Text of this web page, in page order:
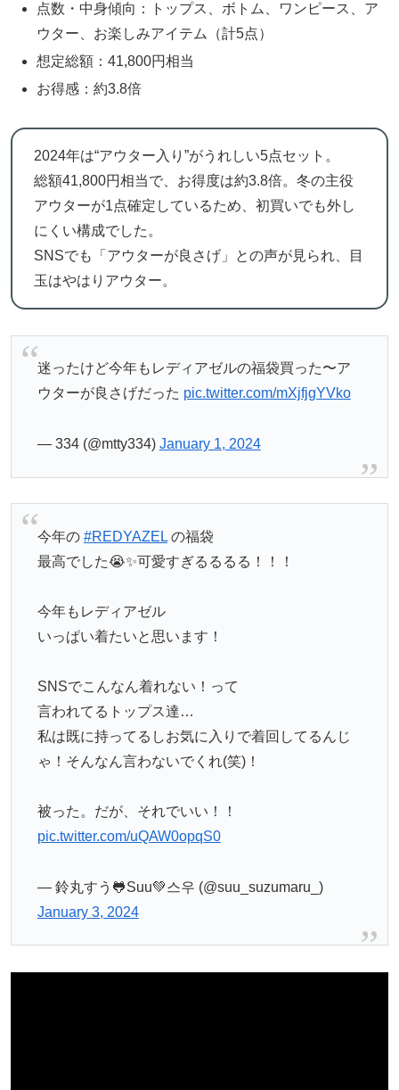
点数・中身傾向：トップス、ボトム、ワンピース、ア
ウター、お楽しみアイテム（計5点）
想定総額：41,800円相当
お得感：約3.8倍
2024年は“アウター入り”がうれしい5点セット。
総額41,800円相当で、お得度は約3.8倍。冬の主役
アウターが1点確定しているため、初買いでも外し
にくい構成でした。
SNSでも「アウターが良さげ」との声が見られ、目
玉はやはりアウター。
迷ったけど今年もレディアゼルの福袋買った〜ア
ウターが良さげだった pic.twitter.com/mXjfjgYVko
— 334 (@mtty334) January 1, 2024
今年の #REDYAZELの福袋
最高でした😭✨️可愛すぎるるるる！！！
今年もレディアゼル
いっぱい着たいと思います！
SNSでこんなん着れない！って
言われてるトップス達…
私は既に持ってるしお気に入りで着回してるんじ
ゃ！そんなん言わないでくれ(笑)！
被った。だが、それでいい！！
pic.twitter.com/uQAW0opqS0
— 鈴丸すう🐸Suu💚스우 (@suu_suzumaru_)
January 3, 2024